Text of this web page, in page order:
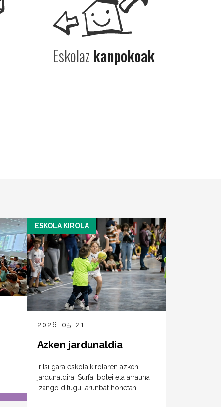
Eskolaz kanpokoak
2026-05-21
ESKOLA KIROLA
Azken jardunaldia
Iritsi gara eskola kirolaren azken
jardunaldira. Surfa, bolei eta arrauna
izango ditugu larunbat honetan.